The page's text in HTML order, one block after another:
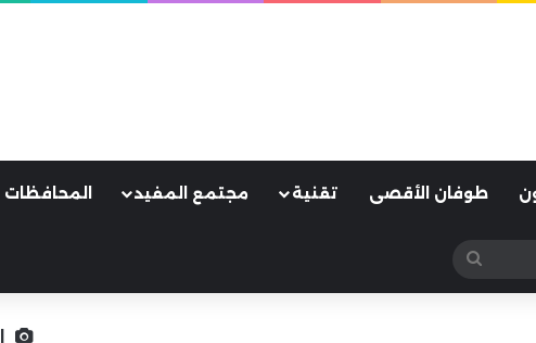
طوفان الأقصى تقنية مجتمع المفيد المحافظات
بحث
عن